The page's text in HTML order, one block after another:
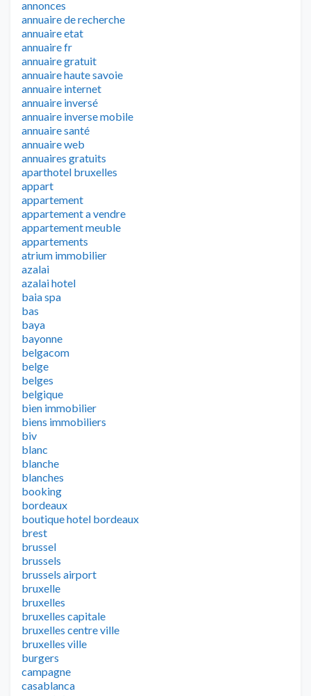
annonces
annuaire de recherche
annuaire etat
annuaire fr
annuaire gratuit
annuaire haute savoie
annuaire internet
annuaire inversé
annuaire inverse mobile
annuaire santé
annuaire web
annuaires gratuits
aparthotel bruxelles
appart
appartement
appartement a vendre
appartement meuble
appartements
atrium immobilier
azalai
azalai hotel
baia spa
bas
baya
bayonne
belgacom
belge
belges
belgique
bien immobilier
biens immobiliers
biv
blanc
blanche
blanches
booking
bordeaux
boutique hotel bordeaux
brest
brussel
brussels
brussels airport
bruxelle
bruxelles
bruxelles capitale
bruxelles centre ville
bruxelles ville
burgers
campagne
casablanca